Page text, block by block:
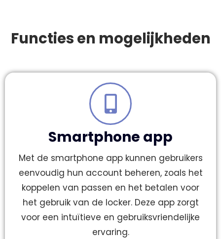
Functies en mogelijkheden
Smartphone app
Met de smartphone app kunnen gebruikers
eenvoudig hun account beheren, zoals het
koppelen van passen en het betalen voor
het gebruik van de locker. Deze app zorgt
voor een intuïtieve en gebruiksvriendelijke
ervaring.